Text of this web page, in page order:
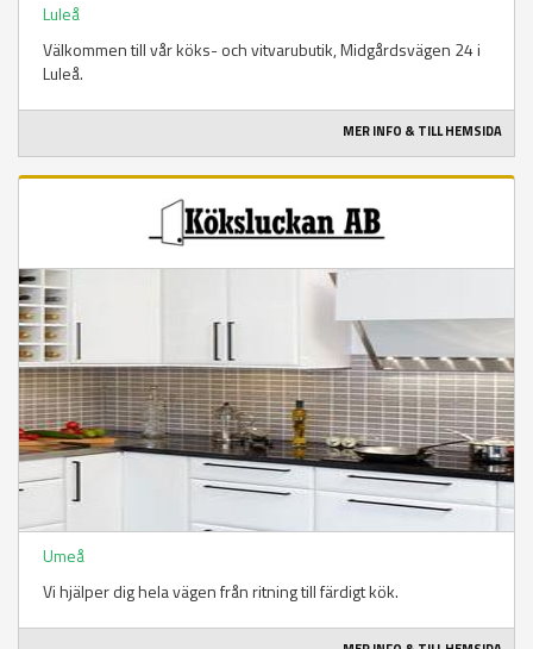
Luleå
Välkommen till vår köks- och vitvarubutik, Midgårdsvägen 24 i
Luleå.
MER INFO & TILL HEMSIDA
Umeå
Vi hjälper dig hela vägen från ritning till färdigt kök.